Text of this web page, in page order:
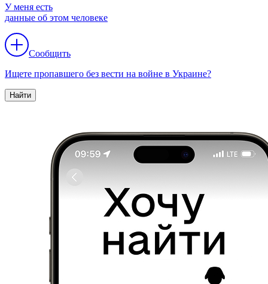
У меня есть
данные об этом человеке
Сообщить
Ищете пропавшего без вести на войне в Украине?
Найти